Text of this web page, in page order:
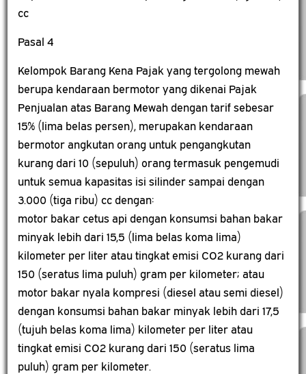
cc
Pasal 4
Kelompok Barang Kena Pajak yang tergolong mewah
berupa kendaraan bermotor yang dikenai Pajak
Penjualan atas Barang Mewah dengan tarif sebesar
15% (lima belas persen), merupakan kendaraan
bermotor angkutan orang untuk pengangkutan
kurang dari 10 (sepuluh) orang termasuk pengemudi
untuk semua kapasitas isi silinder sampai dengan
3.000 (tiga ribu) cc dengan:
motor bakar cetus api dengan konsumsi bahan bakar
minyak lebih dari 15,5 (lima belas koma lima)
kilometer per liter atau tingkat emisi CO2 kurang dari
150 (seratus lima puluh) gram per kilometer; atau
motor bakar nyala kompresi (diesel atau semi diesel)
dengan konsumsi bahan bakar minyak lebih dari 17,5
(tujuh belas koma lima) kilometer per liter atau
tingkat emisi CO2 kurang dari 150 (seratus lima
puluh) gram per kilometer.